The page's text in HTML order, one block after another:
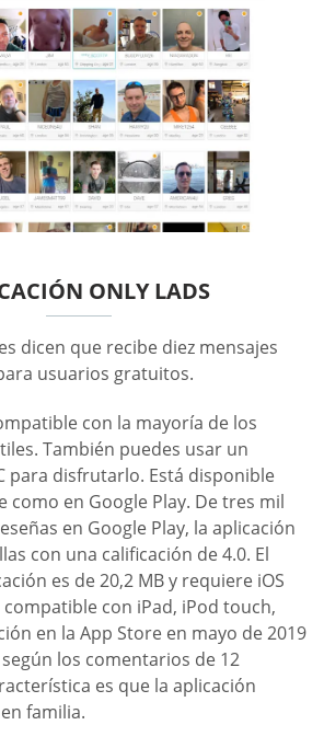
ONLY LADS
dicen que recibe diez mensajes
usuarios gratuitos.
con la mayoría de los
También puedes usar un
para disfrutarlo. Está disponible
como en Google Play. De tres mil
en Google Play, la aplicación
con una calificación de 4.0. El
es de 20,2 MB y requiere iOS
con iPad, iPod touch,
en la App Store en mayo de 2019
los comentarios de 12
es que la aplicación
familia.